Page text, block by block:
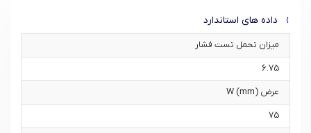
داده های استاندارد
میزان تحمل تست فشار
6.75
عرض W (mm)
75